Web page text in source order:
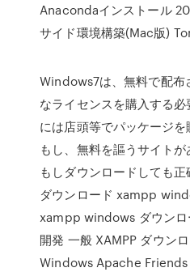
Anacondaインストール
サイド環境構築(Mac版)
Windows7は、無料で配布
なライセンスを購入する
には店頭等でパッケージを
もし、無料を謳うサイトが
もしダウンロードしても
ダウンロード xampp
xampp windows ダウン
開発 一般 XAMPP ダウン
Windows Apache Friends